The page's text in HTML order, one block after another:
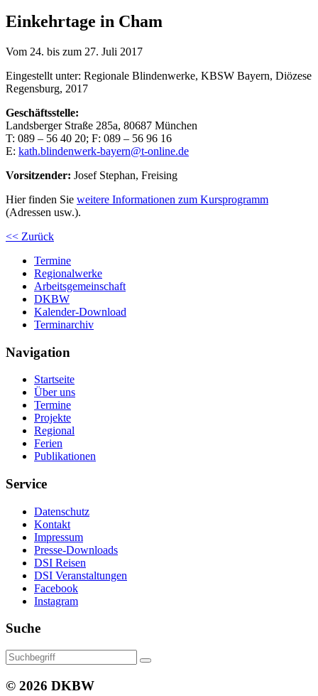
Einkehrtage in Cham
Vom 24. bis zum 27. Juli 2017
Eingestellt unter: Regionale Blindenwerke, KBSW Bayern, Diözese
Regensburg, 2017
Geschäftsstelle:
Landsberger Straße 285a, 80687 München
T: 089 – 56 40 20; F: 089 – 56 96 16
E: kath.blindenwerk-bayern@t-online.de
Vorsitzender: Josef Stephan, Freising
Hier finden Sie weitere Informationen zum Kursprogramm
(Adressen usw.).
<< Zurück
Termine
Regionalwerke
Arbeitsgemeinschaft
DKBW
Kalender-Download
Terminarchiv
Navigation
Startseite
Über uns
Termine
Projekte
Regional
Ferien
Publikationen
Service
Datenschutz
Kontakt
Impressum
Presse-Downloads
DSI Reisen
DSI Veranstaltungen
Facebook
Instagram
Suche
© 2026 DKBW